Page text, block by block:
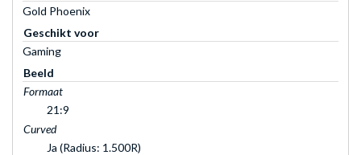
Gold Phoenix
Geschikt voor
Gaming
Beeld
Formaat
21:9
Curved
Ja (Radius: 1.500R)